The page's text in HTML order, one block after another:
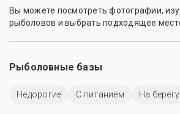
Вы можете посмотреть фотографии,
рыболовов и выбрать подходящее
Рыболовные базы
Недорогие С питанием На берегу